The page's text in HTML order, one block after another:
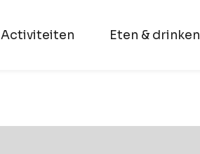
Activiteiten Eten & drinken